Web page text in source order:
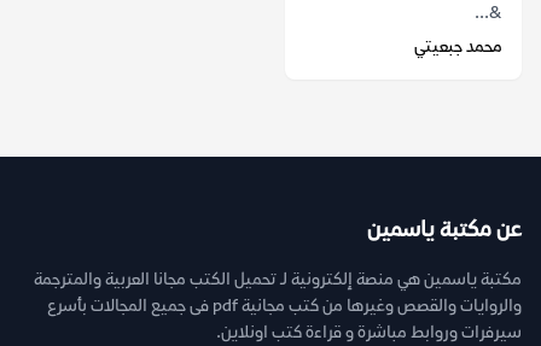
&...
محمد جبعيتي
عن مكتبة ياسمين
مكتبة ياسمين هي منصة إلكترونية لـ تحميل الكتب مجانا العربية والمترجمة
والروايات والقصص وغيرها من كتب مجانية pdf فى جميع المجالات بأسرع
سيرفرات وروابط مباشرة و قراءة كتب اونلاين.